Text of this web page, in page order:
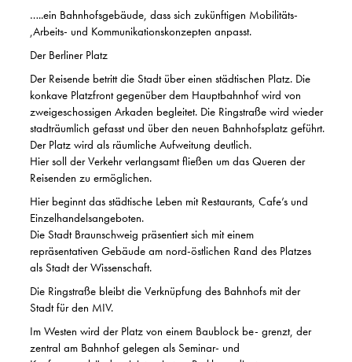
…..ein Bahnhofsgebäude, dass sich zukünftigen Mobilitäts-
,Arbeits- und Kommunikationskonzepten anpasst.
Der Berliner Platz
Der Reisende betritt die Stadt über einen städtischen Platz. Die
konkave Platzfront gegenüber dem Hauptbahnhof wird von
zweigeschossigen Arkaden begleitet. Die Ringstraße wird wieder
stadträumlich gefasst und über den neuen Bahnhofsplatz geführt.
Der Platz wird als räumliche Aufweitung deutlich.
Hier soll der Verkehr verlangsamt fließen um das Queren der
Reisenden zu ermöglichen.
Hier beginnt das städtische Leben mit Restaurants, Cafe’s und
Einzelhandelsangeboten.
Die Stadt Braunschweig präsentiert sich mit einem
repräsentativen Gebäude am nord-östlichen Rand des Platzes
als Stadt der Wissenschaft.
Die Ringstraße bleibt die Verknüpfung des Bahnhofs mit der
Stadt für den MIV.
Im Westen wird der Platz von einem Baublock be- grenzt, der
zentral am Bahnhof gelegen als Seminar- und